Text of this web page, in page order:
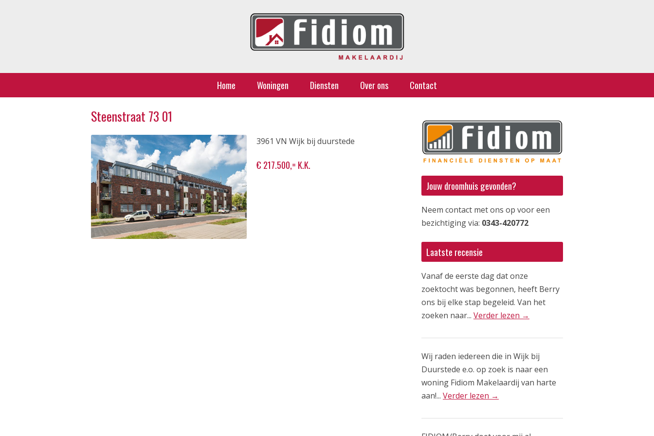
Home Woningen Diensten Over ons Contact
Steenstraat 73 01
3961 VN Wijk bij duurstede
€ 217.500,= K.K.
Jouw droomhuis gevonden?
Neem contact met ons op voor een
bezichtiging via: 0343-420772
Laatste recensie
Vanaf de eerste dag dat onze
zoektocht was begonnen, heeft Berry
ons bij elke stap begeleid. Van het
zoeken naar... Verder lezen →
Wij raden iedereen die in Wijk bij
Duurstede e.o. op zoek is naar een
woning Fidiom Makelaardij van harte
aan!... Verder lezen →